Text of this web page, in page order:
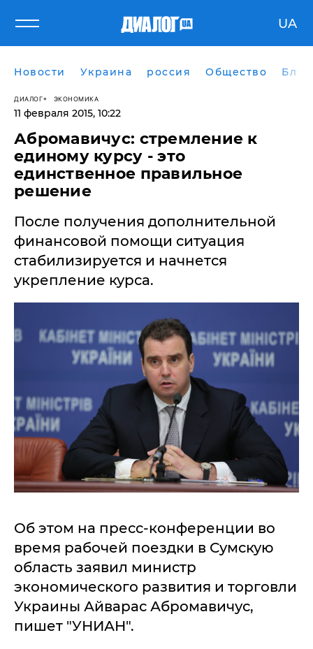
UA
Новости Украина россия Общество
ДИАЛОГ ЭКОНОМИКА
11 февраля 2015, 10:22
Абромавичус: стремление к
единому курсу - это
единственное правильное
решение
После получения дополнительной
финансовой помощи ситуация
стабилизируется и начнется
укрепление курса.
Об этом на пресс-конференции во
время рабочей поездки в Сумскую
область заявил министр
экономического развития и торговли
Украины Айварас Абромавичус,
пишет "УНИАН".